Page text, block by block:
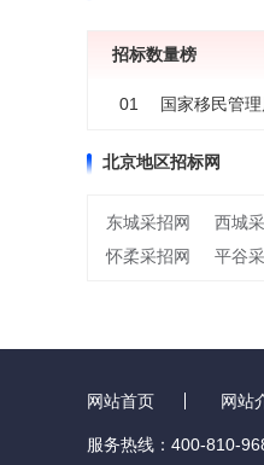
招标数量榜
01 国家移民管
北京地区招标网
东城采招网 西城
怀柔采招网
平谷
网站首页 网站
服务热线：400-810-